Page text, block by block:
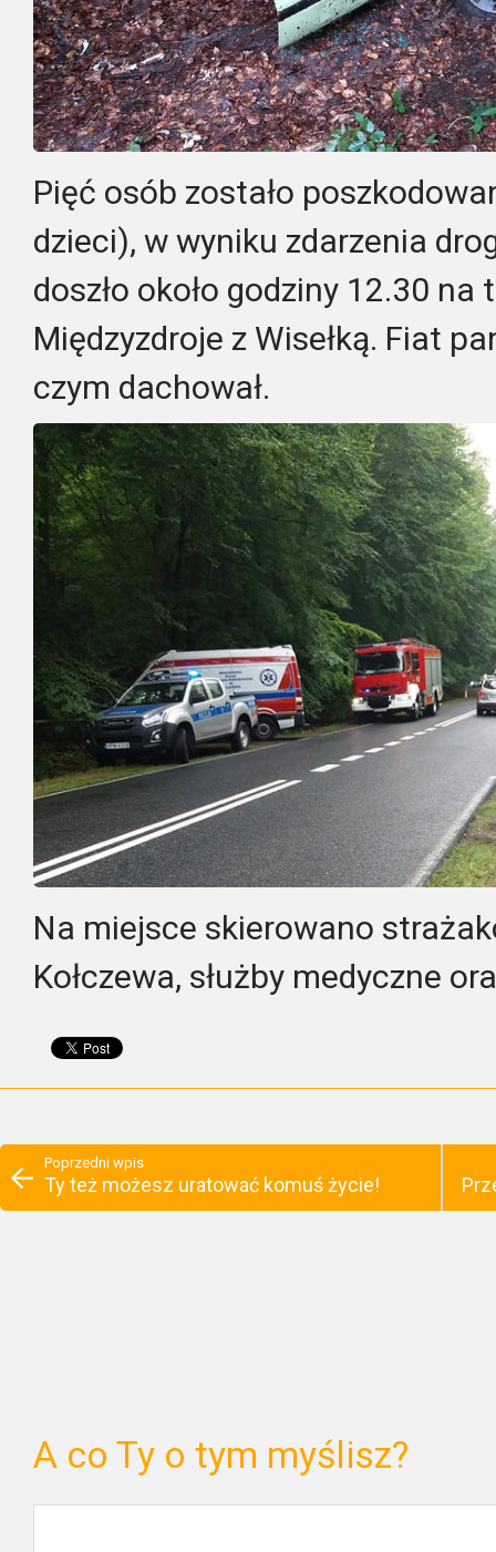
Pięć osób zostało
dzieci), w wyniku zdarzenia
doszło około godziny 12.30 na
Międzyzdroje z Wisełką. Fiat
czym dachował.
Na miejsce skierowano
Kołczewa, służby medyczne
Poprzedni wpis
Ty też możesz uratować komuś życie!
A co Ty o tym myślisz?